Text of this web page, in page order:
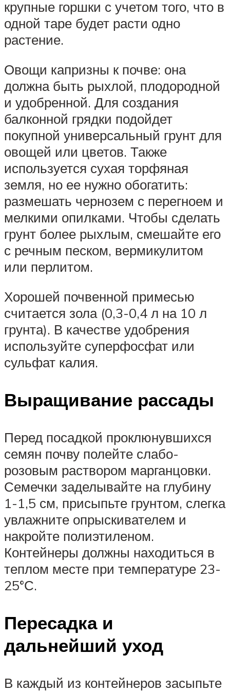
крупные горшки с учетом того, что в
одной таре будет расти одно
растение.
Овощи капризны к почве: она
должна быть рыхлой, плодородной
и удобренной. Для создания
балконной грядки подойдет
покупной универсальный грунт для
овощей или цветов. Также
используется сухая торфяная
земля, но ее нужно обогатить:
размешать чернозем с перегноем и
мелкими опилками. Чтобы сделать
грунт более рыхлым, смешайте его
с речным песком, вермикулитом
или перлитом.
Хорошей почвенной примесью
считается зола (0,3-0,4 л на 10 л
грунта). В качестве удобрения
используйте суперфосфат или
сульфат калия.
Выращивание рассады
Перед посадкой проклюнувшихся
семян почву полейте слабо-
розовым раствором марганцовки.
Семечки заделывайте на глубину
1-1,5 см, присыпьте грунтом, слегка
увлажните опрыскивателем и
накройте полиэтиленом.
Контейнеры должны находиться в
теплом месте при температуре 23-
25°С.
Пересадка и
дальнейший уход
В каждый из контейнеров засыпьте